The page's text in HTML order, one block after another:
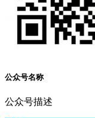
公众号名称
公众号描述